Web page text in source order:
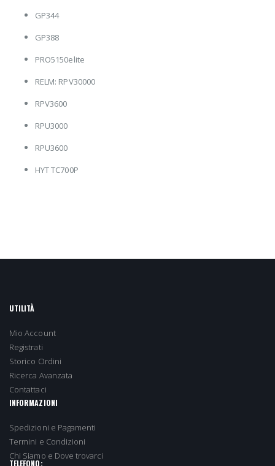
GP344
GP388
PRO5150elite
RELM: RPV30000
RPV3600
RPU3000
RPU3600
HYT TC700P
UTILITÀ
Mio Account
Registrati
Storico Ordini
Ricerca Avanzata
Contattaci
INFORMAZIONI
Spedizioni e Pagamenti
Termini e Condizioni
Chi Siamo e Dove trovarci
TELEFONO: